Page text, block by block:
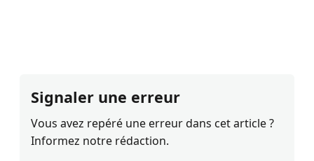
Signaler une erreur
Vous avez repéré une erreur dans cet article ?
Informez notre rédaction.